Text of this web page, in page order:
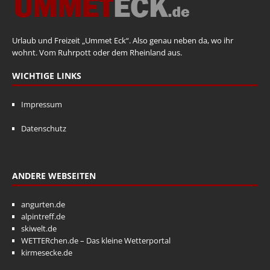
Urlaub und Freizeit „Ummet Eck“. Also genau neben da, wo ihr
wohnt. Vom Ruhrpott oder dem Rheinland aus.
WICHTIGE LINKS
Impressum
Datenschutz
ANDERE WEBSEITEN
angurten.de
alpintreff.de
skiwelt.de
WETTERchen.de – Das kleine Wetterportal
kirmesecke.de